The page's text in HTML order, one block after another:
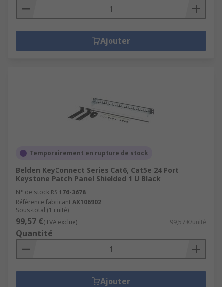
Ajouter
Temporairement en rupture de stock
Belden KeyConnect Series Cat6, Cat5e 24 Port
Keystone Patch Panel Shielded 1 U Black
N° de stock RS 176-3678
Référence fabricantAX106902
Sous-total (1 unité)
99,57 €(TVA exclue) 99,57 €/unité
Quantité
Ajouter